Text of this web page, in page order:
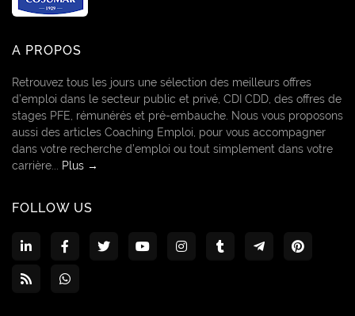
A PROPOS
Retrouvez tous les jours une sélection des meilleurs offres
d’emploi dans le secteur public et privé, CDI CDD, des offres de
stages PFE, rémunérés et pré-embauche. Nous vous proposons
aussi des articles Coaching Emploi, pour vous accompagner
dans votre recherche d’emploi ou tout simplement dans votre
carrière...
Plus →
FOLLOW US